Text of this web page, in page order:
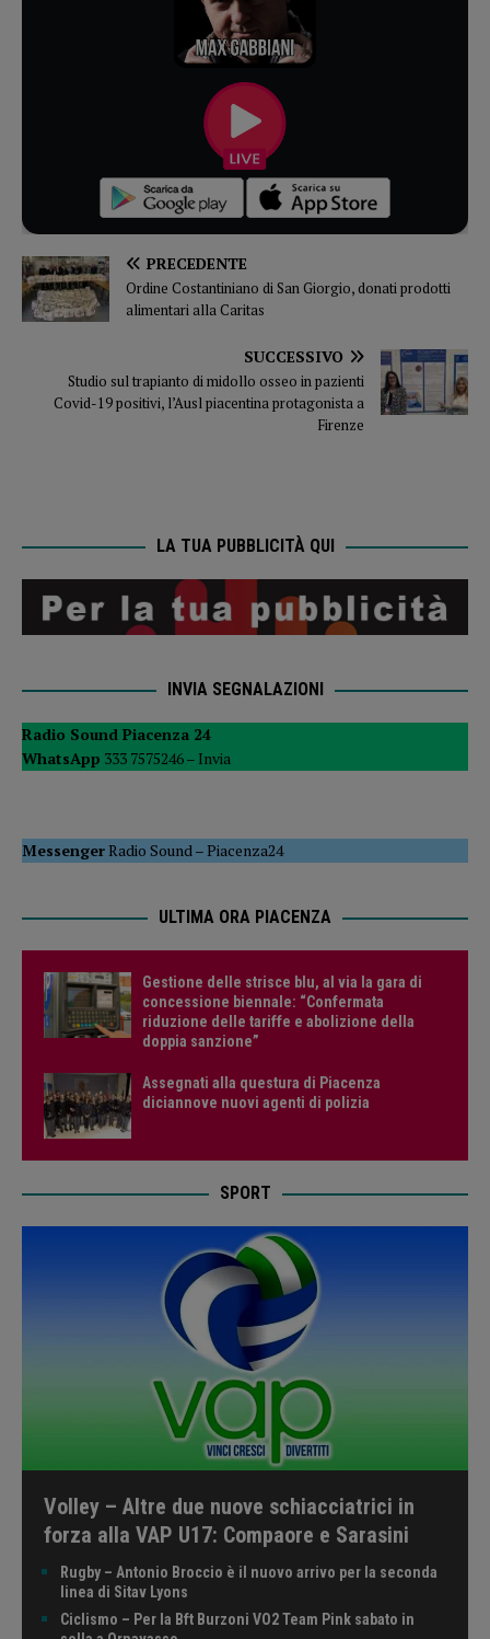
PRECEDENTE
Ordine Costantiniano di San Giorgio, donati prodotti
alimentari alla Caritas
SUCCESSIVO
Studio sul trapianto di midollo osseo in pazienti
Covid-19 positivi, l’Ausl piacentina protagonista a
Firenze
LA TUA PUBBLICITÀ QUI
INVIA SEGNALAZIONI
Radio Sound Piacenza 24
WhatsApp 333 7575246 – Invia
MessengerRadio Sound –Piacenza24
ULTIMA ORA PIACENZA
Gestione delle strisce blu, al via la gara di
concessione biennale: “Confermata
riduzione delle tariffe e abolizione della
doppia sanzione”
Assegnati alla questura di Piacenza
diciannove nuovi agenti di polizia
SPORT
Volley – Altre due nuove schiacciatrici in
forza alla VAP U17: Compaore e Sarasini
Rugby – Antonio Broccio è il nuovo arrivo per la seconda
linea di Sitav Lyons
Ciclismo – Per la Bft Burzoni VO2 Team Pink sabato in